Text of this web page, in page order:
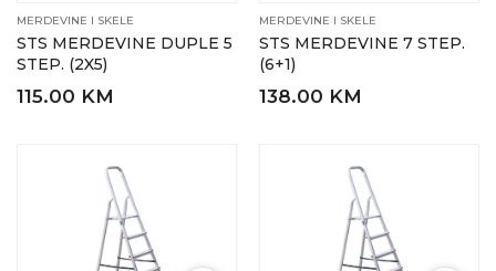
MERDEVINE I SKELE
STS MERDEVINE DUPLE 5
STEP. (2X5)
115.00 KM
MERDEVINE I SKELE
STS MERDEVINE 7 STEP.
(6+1)
138.00 KM